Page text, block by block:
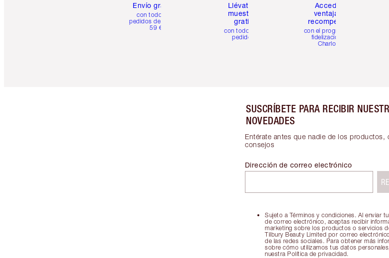
Envío gratuito
con todos los
pedidos de más de
59 €
Llévate 2
muestras
gratis
con todos los
pedidos
Accede a
ventajas y
recompensas
con el programa de
fidelización de
Charlotte
SUSCRÍBETE PARA RECIBIR
NOVEDADES
Entérate antes que nadie de los productos,
consejos
Sujeto a Términos y condiciones. Al enviar
de correo electrónico, aceptas recibir
marketing sobre los productos o servicios
Tilbury Beauty Limited por correo
de las redes sociales. Para obtener más
sobre cómo utilizamos tus datos
nuestra Política de privacidad.
Dirección de correo electrónico